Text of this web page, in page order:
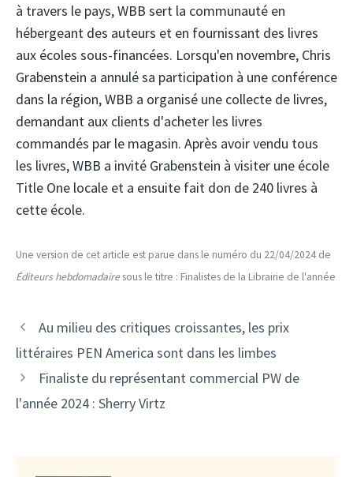
à travers le pays, WBB sert la communauté en
hébergeant des auteurs et en fournissant des livres
aux écoles sous-financées. Lorsqu'en novembre, Chris
Grabenstein a annulé sa participation à une conférence
dans la région, WBB a organisé une collecte de livres,
demandant aux clients d'acheter les livres
commandés par le magasin. Après avoir vendu tous
les livres, WBB a invité Grabenstein à visiter une école
Title One locale et a ensuite fait don de 240 livres à
cette école.
Une version de cet article est parue dans le numéro du 22/04/2024 de
Éditeurs hebdomadairesous le titre : Finalistes de la Librairie de l'année
Au milieu des critiques croissantes, les prix
littéraires PEN America sont dans les limbes
Finaliste du représentant commercial PW de
l'année 2024 : Sherry Virtz